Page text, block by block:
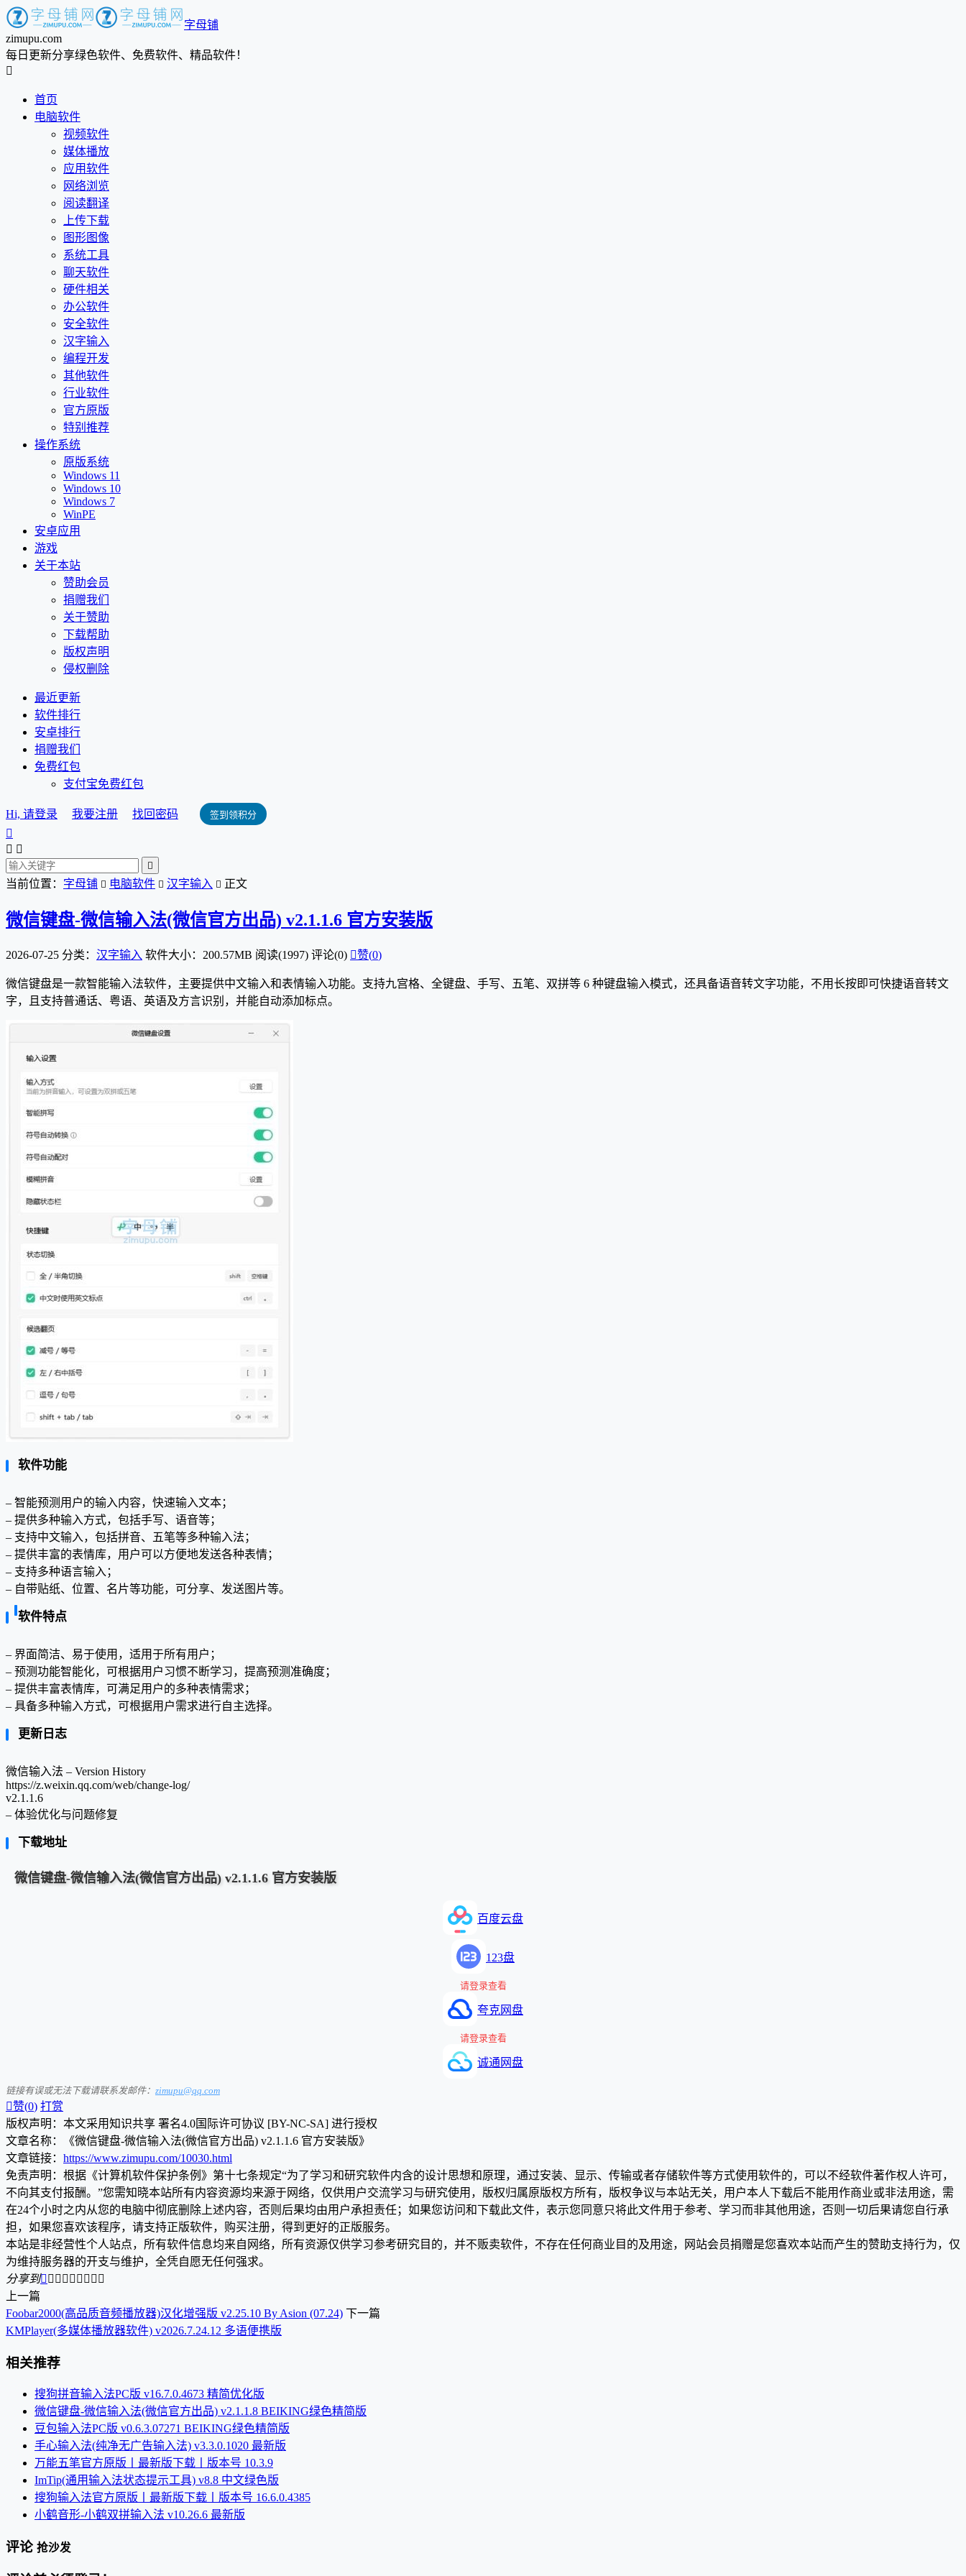
字母铺
zimupu.com
每日更新分享绿色软件、免费软件、精品软件！

首页
电脑软件
视频软件
媒体播放
应用软件
网络浏览
阅读翻译
上传下载
图形图像
系统工具
聊天软件
硬件相关
办公软件
安全软件
汉字输入
编程开发
其他软件
行业软件
官方原版
特别推荐
操作系统
原版系统
Windows 11
Windows 10
Windows 7
WinPE
安卓应用
游戏
关于本站
赞助会员
捐赠我们
关于赞助
下载帮助
版权声明
侵权删除
最近更新
软件排行
安卓排行
捐赠我们
免费红包
支付宝免费红包
Hi, 请登录 我要注册 找回密码 签到领积分

 

当前位置： 字母铺  电脑软件  汉字输入  正文
微信键盘-微信输入法(微信官方出品) v2.1.1.6 官方安装版
2026-07-25 分类： 汉字输入 软件大小：200.57MB 阅读(1997) 评论(0) 赞(0)
微信键盘是一款智能输入法软件，主要提供中文输入和表情输入功能。支持九宫格、全键盘、手写、五笔、双拼等 6 种键盘输入模式，还具备语音转文字功能，不用长按即可快捷语音转文
字，且支持普通话、粤语、英语及方言识别，并能自动添加标点。
软件功能
– 智能预测用户的输入内容，快速输入文本；
– 提供多种输入方式，包括手写、语音等；
– 支持中文输入，包括拼音、五笔等多种输入法；
– 提供丰富的表情库，用户可以方便地发送各种表情；
– 支持多种语言输入；
– 自带贴纸、位置、名片等功能，可分享、发送图片等。
软件特点
– 界面简洁、易于使用，适用于所有用户；
– 预测功能智能化，可根据用户习惯不断学习，提高预测准确度；
– 提供丰富表情库，可满足用户的多种表情需求；
– 具备多种输入方式，可根据用户需求进行自主选择。
更新日志
微信输入法 – Version History
https://z.weixin.qq.com/web/change-log/
v2.1.1.6
– 体验优化与问题修复
下载地址
微信键盘-微信输入法(微信官方出品) v2.1.1.6 官方安装版
百度云盘
123盘
请登录查看
夸克网盘
请登录查看
诚通网盘
链接有误或无法下载请联系发邮件： zimupu@qq.com
赞(0) 打赏
版权声明：本文采用知识共享 署名4.0国际许可协议 [BY-NC-SA] 进行授权
文章名称：《微信键盘-微信输入法(微信官方出品) v2.1.1.6 官方安装版》
文章链接： https://www.zimupu.com/10030.html
免责声明：根据《计算机软件保护条例》第十七条规定“为了学习和研究软件内含的设计思想和原理，通过安装、显示、传输或者存储软件等方式使用软件的，可以不经软件著作权人许可，
不向其支付报酬。”您需知晓本站所有内容资源均来源于网络，仅供用户交流学习与研究使用，版权归属原版权方所有，版权争议与本站无关，用户本人下载后不能用作商业或非法用途，需
在24个小时之内从您的电脑中彻底删除上述内容，否则后果均由用户承担责任；如果您访问和下载此文件，表示您同意只将此文件用于参考、学习而非其他用途，否则一切后果请您自行承
担，如果您喜欢该程序，请支持正版软件，购买注册，得到更好的正版服务。
本站是非经营性个人站点，所有软件信息均来自网络，所有资源仅供学习参考研究目的，并不贩卖软件，不存在任何商业目的及用途，网站会员捐赠是您喜欢本站而产生的赞助支持行为，仅
为维持服务器的开支与维护，全凭自愿无任何强求。
分享到        
上一篇
Foobar2000(高品质音频播放器)汉化增强版 v2.25.10 By Asion (07.24) 下一篇
KMPlayer(多媒体播放器软件) v2026.7.24.12 多语便携版
相关推荐
搜狗拼音输入法PC版 v16.7.0.4673 精简优化版
微信键盘-微信输入法(微信官方出品) v2.1.1.8 BEIKING绿色精简版
豆包输入法PC版 v0.6.3.07271 BEIKING绿色精简版
手心输入法(纯净无广告输入法) v3.3.0.1020 最新版
万能五笔官方原版丨最新版下载丨版本号 10.3.9
ImTip(通用输入法状态提示工具) v8.8 中文绿色版
搜狗输入法官方原版丨最新版下载丨版本号 16.6.0.4385
小鹤音形-小鹤双拼输入法 v10.26.6 最新版
评论 抢沙发